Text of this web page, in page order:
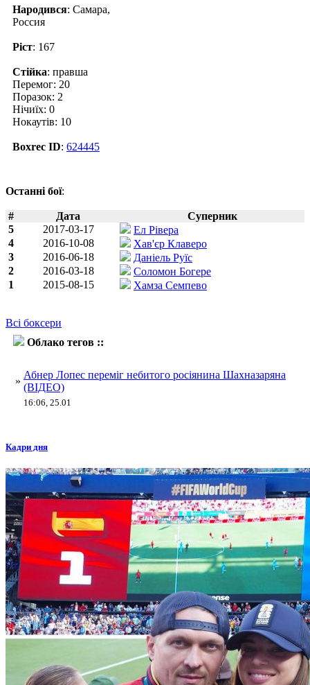
Народився: Самара,
Россия
Ріст: 167
Стійка: правша
Перемог: 20
Поразок: 2
Нічиїх: 0
Нокаутів: 10
Boxrec ID: 624445
Останні бої:
# Дата
Суперник
5
2017-03-17
Ел Рівера
4
2016-10-08
Хав'єр Клаверо
3
2016-06-18
Даніель Руїс
2
2016-03-18
Соломон Богере
1
2015-08-15 Хамза Семпево
Всі боксери
Облако тегов ::
»
Абнер Лопес переміг небитого росіянина Шахназаряна
(ВІДЕО)
16:06, 25.01
Кадри дня